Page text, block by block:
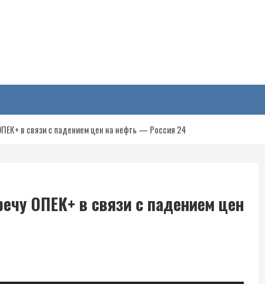
в связи с падением цен на нефть — Россия 24
ОПЕК+ в связи с падением цен